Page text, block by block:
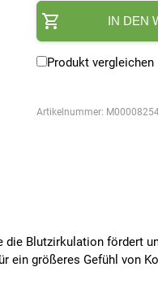
IN DEN
Produkt vergleichen
Artikelnummer:
Blutzirkulation fördert
ein größeres Gefühl von